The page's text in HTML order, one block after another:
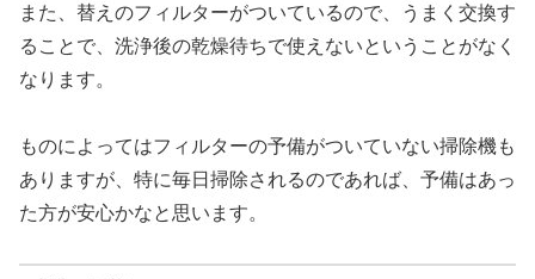
また、替えのフィルターがついているので、うまく交換す
ることで、洗浄後の乾燥待ちで使えないということがなく
なります。
ものによってはフィルターの予備がついていない掃除機も
ありますが、特に毎日掃除されるのであれば、予備はあっ
た方が安心かなと思います。